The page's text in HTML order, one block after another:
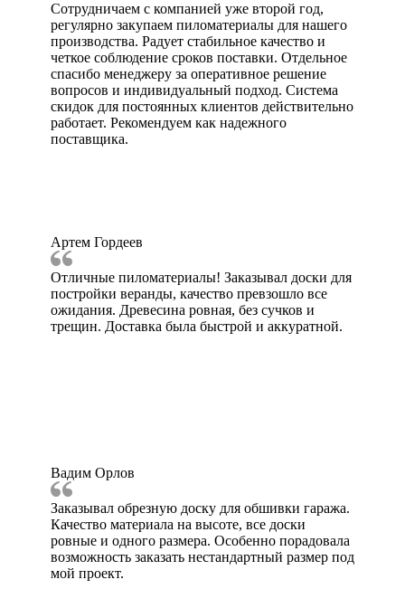
Сотрудничаем с компанией уже второй год,
регулярно закупаем пиломатериалы для нашего
производства. Радует стабильное качество и
четкое соблюдение сроков поставки. Отдельное
спасибо менеджеру за оперативное решение
вопросов и индивидуальный подход. Система
скидок для постоянных клиентов действительно
работает. Рекомендуем как надежного
поставщика.
Артем Гордеев
Отличные пиломатериалы! Заказывал доски для
постройки веранды, качество превзошло все
ожидания. Древесина ровная, без сучков и
трещин. Доставка была быстрой и аккуратной.
Вадим Орлов
Заказывал обрезную доску для обшивки гаража.
Качество материала на высоте, все доски
ровные и одного размера. Особенно порадовала
возможность заказать нестандартный размер под
мой проект.